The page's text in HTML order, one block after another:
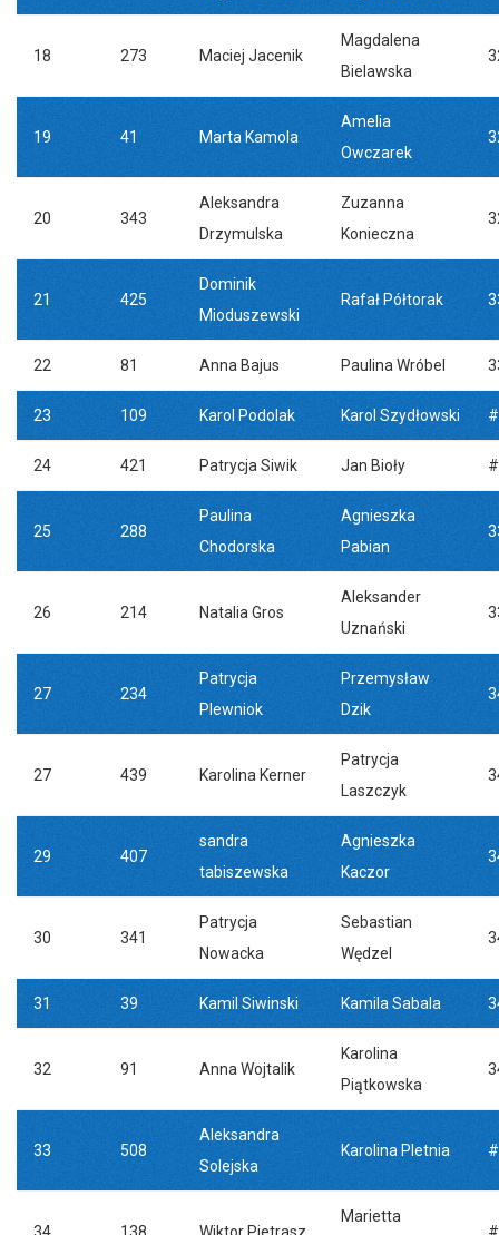
18 273 Maciej Jacenik
Magdalena
Bielawska
19 41 Marta Kamola
Amelia
Owczarek
20 343
Aleksandra
Drzymulska
Zuzanna
Konieczna
21 425
Dominik
Mioduszewski
Rafał Półtorak
22 81 Anna Bajus Paulina Wróbel
23 109 Karol Podolak Karol Szydłowski
24 421 Patrycja Siwik Jan Bioły
25 288
Paulina
Chodorska
Agnieszka
Pabian
26 214 Natalia Gros
Aleksander
Uznański
27 234
Patrycja
Plewniok
Przemysław
Dzik
27 439 Karolina Kerner
Patrycja
Laszczyk
29 407
sandra
tabiszewska
Agnieszka
Kaczor
30 341
Patrycja
Nowacka
Sebastian
Wędzel
31 39 Kamil Siwinski Kamila Sabala
32 91 Anna Wojtalik
Karolina
Piątkowska
33 508
Aleksandra
Solejska
Karolina Pletnia
Marietta